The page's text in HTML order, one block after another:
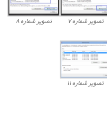
تصویر شماره ۷ تصویر شماره ۸
تصویر شماره ۱۱